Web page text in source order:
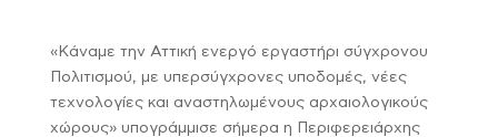
«Κάναμε την Αττική ενεργό εργαστήρι σύγχρονου
Πολιτισμού, με υπερσύγχρονες υποδομές, νέες
τεχνολογίες και αναστηλωμένους αρχαιολογικούς
χώρους» υπογράμμισε σήμερα η Περιφερειάρχης